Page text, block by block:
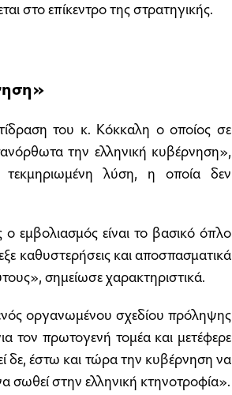
στο επίκεντρο της στρατηγικής.
του κ. Κόκκαλη ο οποίος σε
την ελληνική κυβέρνηση»,
τεκμηριωμένη λύση, η οποία δεν
ο εμβολιασμός είναι το βασικό όπλο
καθυστερήσεις και αποσπασματικά
σημείωσε χαρακτηριστικά.
οργανωμένου σχεδίου πρόληψης
τον πρωτογενή τομέα και μετέφερε
δε, έστω και τώρα την κυβέρνηση να
σωθεί στην ελληνική κτηνοτροφία».